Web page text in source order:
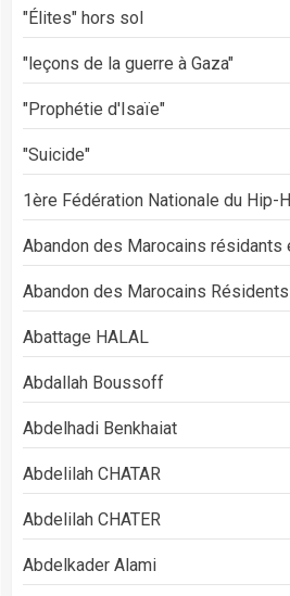
"Élites" hors sol
"leçons de la guerre à Gaza"
"Prophétie d'Isaïe"
"Suicide"
1ère Fédération Nationale du Hip-
Abandon des Marocains résidants
Abandon des Marocains
Abattage HALAL
Abdallah Boussoff
Abdelhadi Benkhaiat
Abdelilah CHATAR
Abdelilah CHATER
Abdelkader Alami